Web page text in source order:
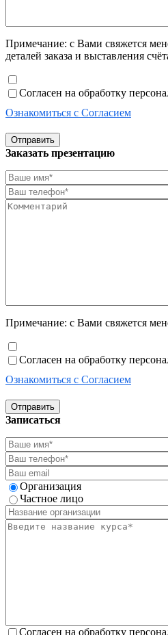
Примечание: с Вами свяжется
деталей заказа и выставления
Согласен на обработку
Ознакомиться с Согласием
Отправить
Заказать презентацию
Примечание: с Вами свяжется
Согласен на обработку
Ознакомиться с Согласием
Отправить
Записаться
Организация
Частное лицо
Согласен на обработку